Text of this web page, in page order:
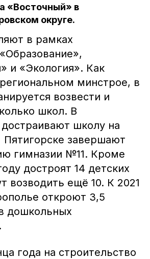
«Восточный» в
округе.
в рамках
и «Экология». Как
минстрое, в
возвести и
школ. В
школу на
Пятигорске завершают
гимназии №11. Кроме
достроят 14 детских
возводить ещё 10. К 2021
откроют 3,5
дошкольных
года на строительство